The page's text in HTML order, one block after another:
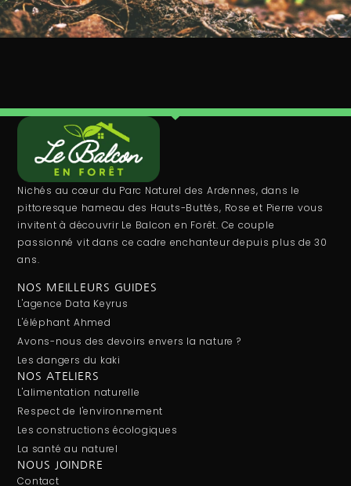
Nichés au cœur du Parc Naturel des Ardennes, dans le
pittoresque hameau des Hauts-Buttés, Rose et Pierre vous
invitent à découvrir Le Balcon en Forêt. Ce couple
passionné vit dans ce cadre enchanteur depuis plus de 30
ans.
NOS MEILLEURS GUIDES
L'agence Data Keyrus
L'éléphant Ahmed
Avons-nous des devoirs envers la nature ?
Les dangers du kaki
NOS ATELIERS
L'alimentation naturelle
Respect de l'environnement
Les constructions écologiques
La santé au naturel
NOUS JOINDRE
Contact